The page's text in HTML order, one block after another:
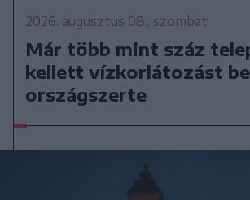
2026. augusztus 08., szombat
Már több mint száz
kellett vízkorlátozást
országszerte